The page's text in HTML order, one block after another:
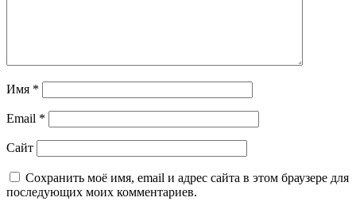
Имя *
Email *
Сайт
Сохранить моё имя, email и адрес сайта в этом браузере для
последующих моих комментариев.